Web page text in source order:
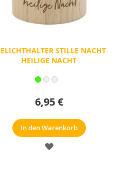
STILLE NACHT
HEILIGE NACHT
6,95 €
In den Warenkorb
MERKZETTEL